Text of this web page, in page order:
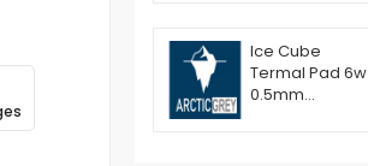
Ice Cube
Termal Pad 6w
0.5mm